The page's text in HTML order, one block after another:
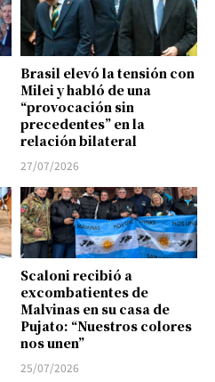
Brasil elevó la tensión con
Milei y habló de una
“provocación sin
precedentes” en la
relación bilateral
27/07/2026
Scaloni recibió a
excombatientes de
Malvinas en su casa de
Pujato: “Nuestros colores
nos unen”
25/07/2026